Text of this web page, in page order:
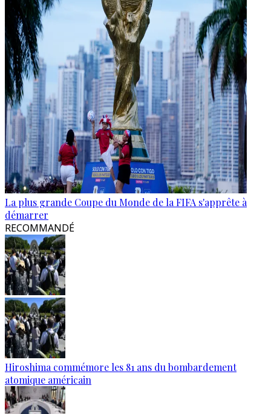
La plus grande Coupe du Monde de la FIFA s'apprête à
démarrer
RECOMMANDÉ
Hiroshima commémore les 81 ans du bombardement
atomique américain